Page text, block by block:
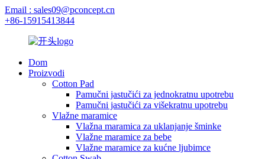
Email : sales09@pconcept.cn
+86-15915413844
Dom
Proizvodi
Cotton Pad
Pamučni jastučići za jednokratnu upotrebu
Pamučni jastučići za višekratnu upotrebu
Vlažne maramice
Vlažna maramica za uklanjanje šminke
Vlažne maramice za bebe
Vlažne maramice za kućne ljubimce